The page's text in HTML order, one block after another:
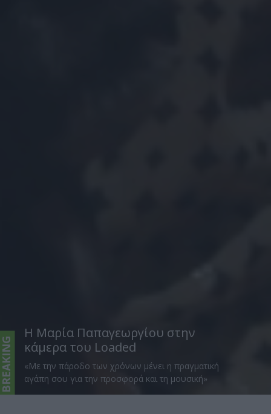
Η Μαρία Παπαγεωργίου στην
κάμερα του Loaded
«Με την πάροδο των χρόνων μένει η πραγματική
αγάπη σου για την προσφορά και τη μουσική»